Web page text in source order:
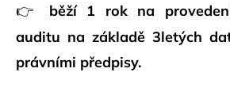
👉 běží 1 rok na
auditu na základě 3letých
právními předpisy.